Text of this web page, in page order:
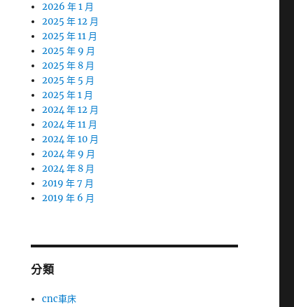
2026 年 1 月
2025 年 12 月
2025 年 11 月
2025 年 9 月
2025 年 8 月
2025 年 5 月
2025 年 1 月
2024 年 12 月
2024 年 11 月
2024 年 10 月
2024 年 9 月
2024 年 8 月
2019 年 7 月
2019 年 6 月
分類
cnc車床